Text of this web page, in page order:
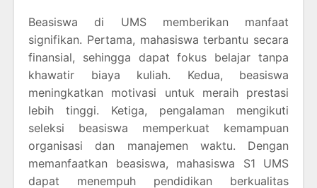
Beasiswa di UMS memberikan manfaat
signifikan. Pertama, mahasiswa terbantu secara
finansial, sehingga dapat fokus belajar tanpa
khawatir biaya kuliah. Kedua, beasiswa
meningkatkan motivasi untuk meraih prestasi
lebih tinggi. Ketiga, pengalaman mengikuti
seleksi beasiswa memperkuat kemampuan
organisasi dan manajemen waktu. Dengan
memanfaatkan beasiswa, mahasiswa S1 UMS
dapat menempuh pendidikan berkualitas